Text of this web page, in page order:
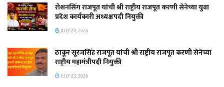
रोशनसिंग राजपूत यांची श्री राष्ट्रीय राजपूत करणी सेनेच्या युवा
प्रदेश कार्यकारी अध्यक्षपदी नियुक्ती
JULY 24, 2026
ठाकूर सूरजसिंह राजपूत यांची श्री राष्ट्रीय राजपूत करणी सेनेच्या
राष्ट्रीय महामंत्रीपदी नियुक्ती
JULY 23, 2026